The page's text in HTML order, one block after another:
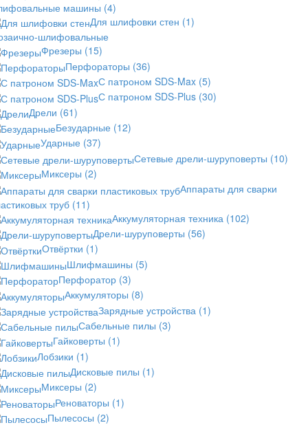
машины (4)
Для шлифовки стен (1)
шлифовальные
Фрезеры (15)
Перфораторы (36)
С патроном SDS-Max (5)
С патроном SDS-Plus (30)
Дрели (61)
Безударные (12)
Ударные (37)
Сетевые дрели-шуруповерты (10)
Миксеры (2)
Аппараты для сварки
труб (11)
Аккумуляторная техника (102)
Дрели-шуруповерты (56)
Отвёртки (1)
Шлифмашины (5)
Перфоратор (3)
Аккумуляторы (8)
Зарядные устройства (1)
Сабельные пилы (3)
Гайковерты (1)
Лобзики (1)
Дисковые пилы (1)
Миксеры (2)
Реноваторы (1)
Пылесосы (2)